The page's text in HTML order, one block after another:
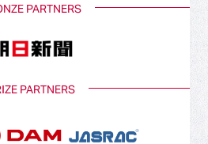
PARTNERS
PARTNERS